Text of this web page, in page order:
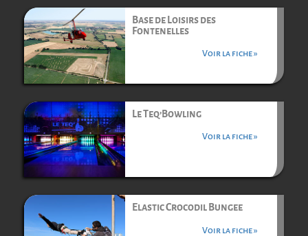
Base de Loisirs des
Fontenelles
Voir la fiche »
Le Teq’Bowling
Voir la fiche »
Elastic Crocodil Bungee
Voir la fiche »